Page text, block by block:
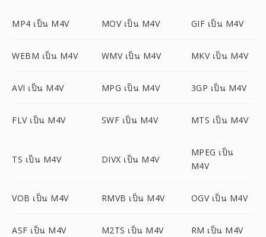
MP4 เป็น M4V MOV เป็น M4V GIF เป็น M4V
WEBM เป็น M4V WMV เป็น M4V MKV เป็น M4V
AVI เป็น M4V MPG เป็น M4V 3GP เป็น M4V
FLV เป็น M4V SWF เป็น M4V MTS เป็น M4V
TS เป็น M4V DIVX เป็น M4V
MPEG เป็น
M4V
VOB เป็น M4V RMVB เป็น M4V OGV เป็น M4V
ASF เป็น M4V M2TS เป็น M4V RM เป็น M4V